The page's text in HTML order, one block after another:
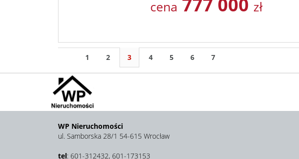
cena zł
1 2 3 4 5 6 7
WP Nieruchomości
ul. Samborska 28/1 54-615 Wrocław
tel: 601-312432, 601-173153